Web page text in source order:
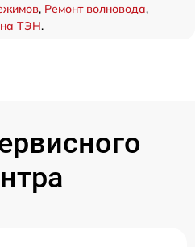
, Ремонт волновода,
ТЭН.